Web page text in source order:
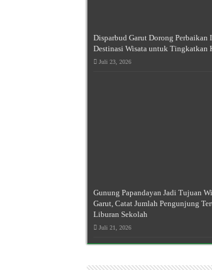
Disparbud Garut Dorong Perbaikan
Destinasi Wisata untuk Tingkatkan
Juli 23, 2026
Gunung Papandayan Jadi Tujuan
Garut, Catat Jumlah Pengunjung
Liburan Sekolah
Juli 21, 2026